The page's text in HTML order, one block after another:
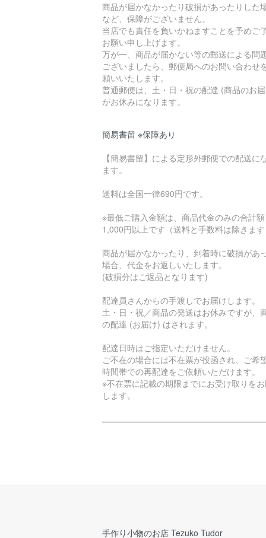
商品が届かなかったり破損があったりした
など、保障がございません。
当店でも責任を負いかねますことを予めご
お願い申し上げます。
万が一、商品が届かない等の郵送による問
ございましたら、郵便局へのお問い合わせ
願いいたします。
普通郵便は、土・日・祝の配達 (商品のお
がお休みになります。
簡易書留 ※保障あり
【簡易書留】による定形外郵便での配送に
ます。
送料は全国一律690円です。
※最低ご購入金額は、商品代金のみの合計額
1,000円以上です（送料と手数料は除きます
商品が届かなかったり、到着時に破損があ
場合、代金をお返しいたします。
(破損分はご返品となります)
配達員さんからの手渡しでお届けします。
土・日・祝／商品の発送はお休みですが、
の配達 (お届け) はされます。
配達日時はご指定いただけません。
ご不在の場合には不在票が投函され、ご希
時間帯での再配達をご依頼いただけます。
※不在票に記載の期限までにお受け取りを
します。
手作り小物のお店 Tezuko Tudor